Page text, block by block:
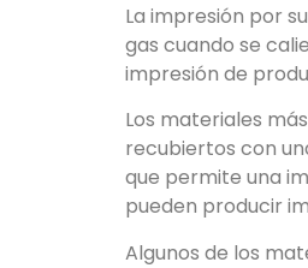
La impresión por
gas cuando se
impresión de
Los materiales
recubiertos con
que permite una
pueden producir
Algunos de los